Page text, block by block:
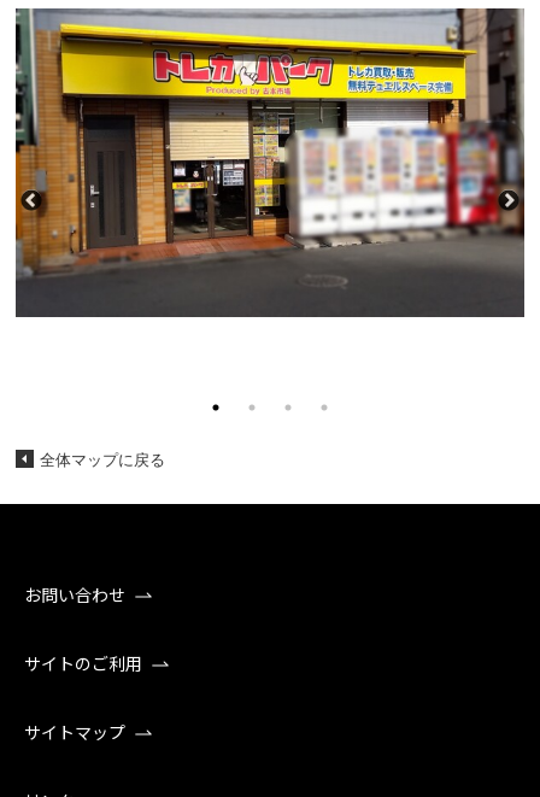
全体マップに戻る
お問い合わせ
サイトのご利用
サイトマップ